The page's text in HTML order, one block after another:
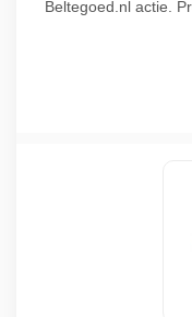
Beltegoed.nl actie.